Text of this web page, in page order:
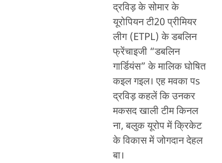
द्रविड़ के सोमार के
यूरोपियन टी20 प्रीमियर
लीग (ETPL) के डबलिन
फ्रेंचाइजी “डबलिन
गार्डियंस” के मालिक घोषित
कइल गइल। एह मवका पs
द्रविड़ कहलें कि उनकर
मकसद खाली टीम किनल
ना, बलुक यूरोप में क्रिकेट
के विकास में जोगदान देहल
बा।